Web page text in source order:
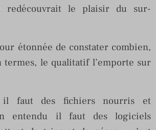
redécouvrait le plaisir du sur-
étonnée de constater combien,
termes, le qualitatif l’emporte sur
il faut des fichiers nourris et
entendu il faut des logiciels